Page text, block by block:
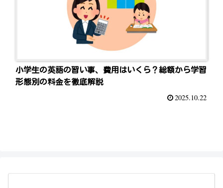
小学生の英語の習い事、費用はいくら？総額から学習
形態別の料金を徹底解説
2025.10.22